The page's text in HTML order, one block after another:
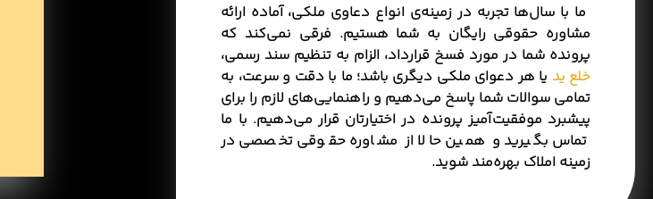
ما با سال‌ها تجربه در زمینه‌یانواع دعاوی ملکی، آماده ارائه
مشاوره حقوقی رایگان به شما هستیم. فرقی نمی‌کند که
پرونده شما در مورد فسخ قرارداد، الزام به تنظیم سند رسمی،
خلع ید یا هر دعوای ملکی دیگری باشد؛ ما با دقت و سرعت، به
تمامی سوالات شما پاسخ می‌دهیم و راهنمایی‌های لازم را برای
پیشبرد موفقیت‌آمیز پرونده در اختیارتان قرار می‌دهیم. با ما
تماس بگیرید و همین حالا از مشاوره حقوقی تخصصی در
زمینه املاک بهره‌مند شوید.